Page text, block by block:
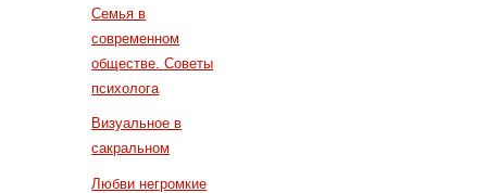
Семья в
современном
обществе. Советы
психолога
Визуальное в
сакральном
Любви негромкие